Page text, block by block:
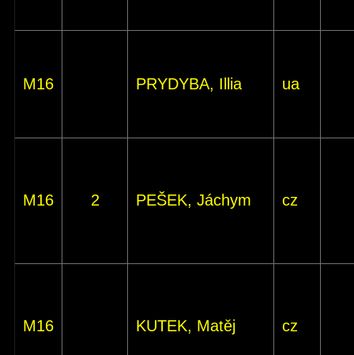
M16 PRYDYBA, Illia ua
M16 2 PEŠEK, Jáchym cz
M16 KUTEK, Matěj cz